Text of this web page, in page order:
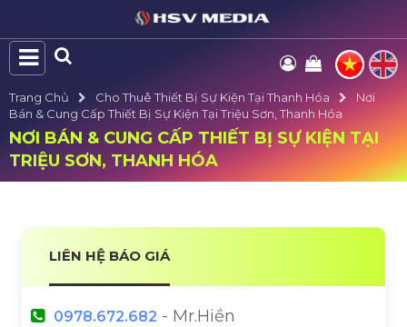
Trang Chủ Cho Thuê Thiết Bị Sự Kiện Tại Thanh Hóa
Nơi
Bán & Cung Cấp Thiết Bị Sự Kiện Tại Triệu Sơn, Thanh Hóa
NƠI BÁN & CUNG CẤP THIẾT BỊ SỰ KIỆN TẠI
TRIỆU SƠN, THANH HÓA
LIÊN HỆ BÁO GIÁ
0978.672.682 - Mr.Hiền